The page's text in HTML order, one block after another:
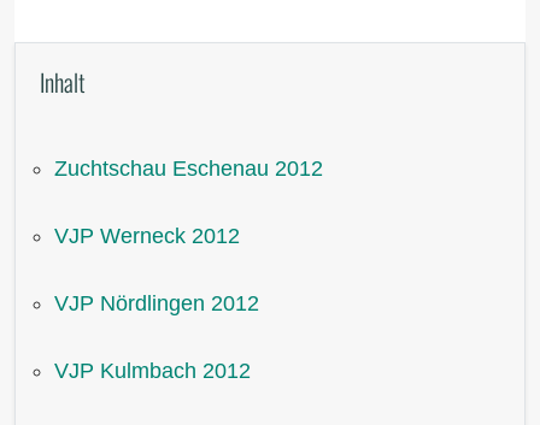
Inhalt
Zuchtschau Eschenau 2012
VJP Werneck 2012
VJP Nördlingen 2012
VJP Kulmbach 2012